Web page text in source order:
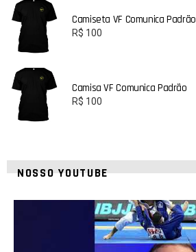
Camiseta VF Comunica Padrão
R$ 100
Camisa VF Comunica Padrão
R$ 100
NOSSO YOUTUBE